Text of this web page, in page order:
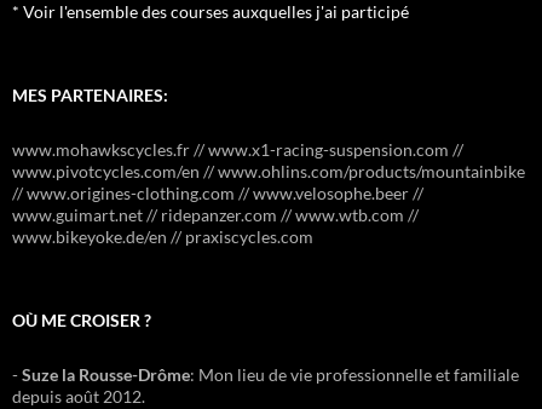
* Voir l'ensemble des courses auxquelles j'ai participé
MES PARTENAIRES:
www.mohawkscycles.fr // www.x1-racing-suspension.com //
www.pivotcycles.com/en // www.ohlins.com/products/mountainbike
// www.origines-clothing.com // www.velosophe.beer //
www.guimart.net // ridepanzer.com // www.wtb.com //
www.bikeyoke.de/en // praxiscycles.com
OÙ ME CROISER ?
-Suze la Rousse-Drôme: Mon lieu de vie professionnelle et familiale
depuis août 2012.